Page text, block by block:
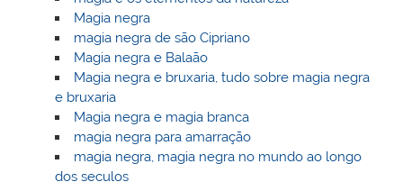
Magia negra
magia negra de são Cipriano
Magia negra e Balaão
Magia negra e bruxaria, tudo sobre magia negra
e bruxaria
Magia negra e magia branca
magia negra para amarração
magia negra, magia negra no mundo ao longo
dos seculos